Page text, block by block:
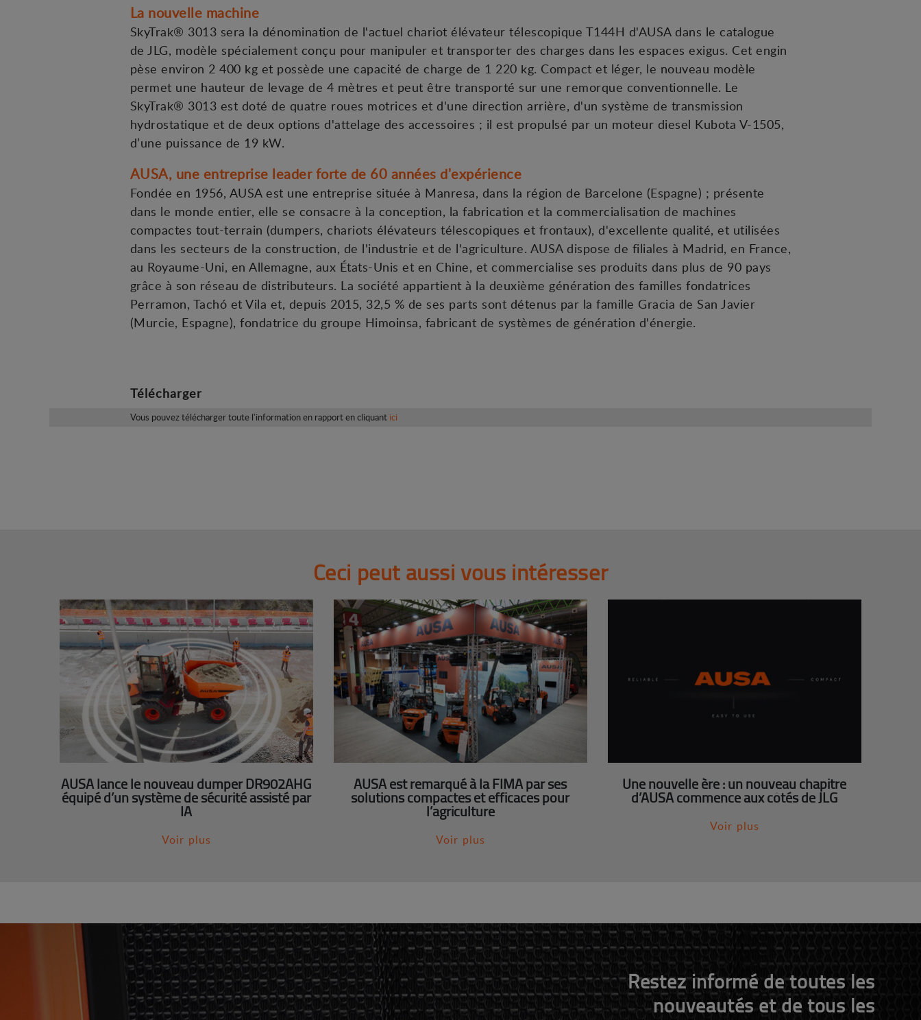
La nouvelle machine
SkyTrak® 3013 sera la dénomination de l'actuel chariot élévateur télescopique T144H d'AUSA dans le catalogue
de JLG, modèle spécialement conçu pour manipuler et transporter des charges dans les espaces exigus. Cet engin
pèse environ 2 400 kg et possède une capacité de charge de 1 220 kg. Compact et léger, le nouveau modèle
permet une hauteur de levage de 4 mètres et peut être transporté sur une remorque conventionnelle. Le
SkyTrak® 3013 est doté de quatre roues motrices et d'une direction arrière, d'un système de transmission
hydrostatique et de deux options d'attelage des accessoires ; il est propulsé par un moteur diesel Kubota V-1505,
d’une puissance de 19 kW.
AUSA, une entreprise leader forte de 60 années d'expérience
Fondée en 1956, AUSA est une entreprise située à Manresa, dans la région de Barcelone (Espagne) ; présente
dans le monde entier, elle se consacre à la conception, la fabrication et la commercialisation de machines
compactes tout-terrain (dumpers, chariots élévateurs télescopiques et frontaux), d'excellente qualité, et utilisées
dans les secteurs de la construction, de l'industrie et de l'agriculture. AUSA dispose de filiales à Madrid, en France,
au Royaume-Uni, en Allemagne, aux États-Unis et en Chine, et commercialise ses produits dans plus de 90 pays
grâce à son réseau de distributeurs. La société appartient à la deuxième génération des familles fondatrices
Perramon, Tachó et Vila et, depuis 2015, 32,5 % de ses parts sont détenus par la famille Gracia de San Javier
(Murcie, Espagne), fondatrice du groupe Himoinsa, fabricant de systèmes de génération d'énergie.
Télécharger
Vous pouvez télécharger toute l'information en rapport en cliquant ici
Ceci peut aussi vous intéresser
AUSA lance le nouveau dumper DR902AHG
équipé d’un système de sécurité assisté par
IA
Voir plus
AUSA est remarqué à la FIMA par ses
solutions compactes et efficaces pour
l’agriculture
Voir plus
Une nouvelle ère : un nouveau chapitre
d’AUSA commence aux côtés de JLG
Voir plus
Restez informé de toutes les
nouveautés et de tous les